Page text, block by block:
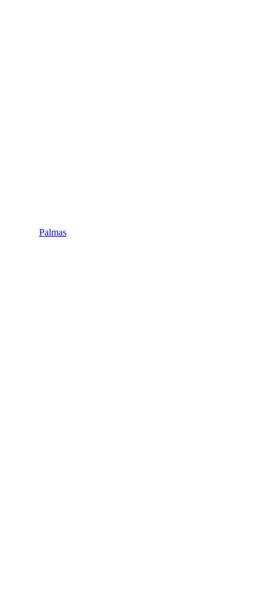
Palmas